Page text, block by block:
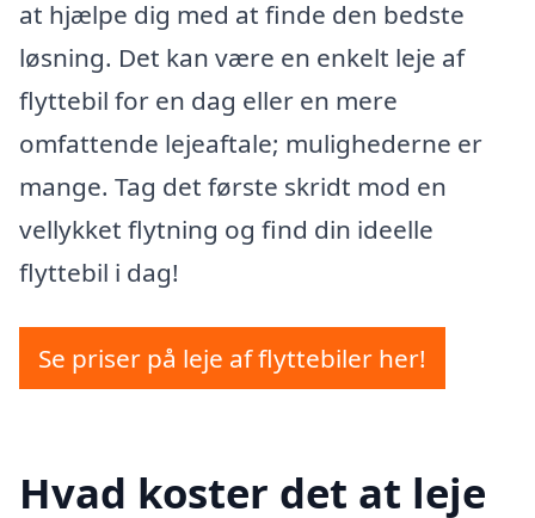
at hjælpe dig med at finde den bedste
løsning. Det kan være en enkelt leje af
flyttebil for en dag eller en mere
omfattende lejeaftale; mulighederne er
mange. Tag det første skridt mod en
vellykket flytning og find din ideelle
flyttebil i dag!
Se priser på leje af flyttebiler her!
Hvad koster det at leje